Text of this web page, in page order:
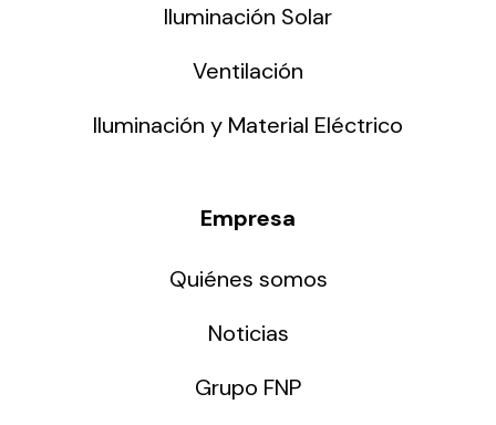
Iluminación Solar
Ventilación
Iluminación y Material Eléctrico
Empresa
Quiénes somos
Noticias
Grupo FNP